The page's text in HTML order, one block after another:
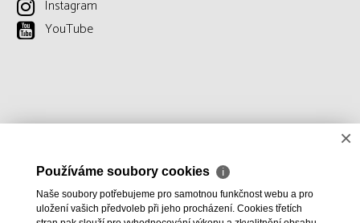
Instagram
YouTube
×
Používáme soubory cookies ℹ
Naše soubory potřebujeme pro samotnou funkčnost webu a pro
uložení vašich předvoleb při jeho procházení. Cookies třetích